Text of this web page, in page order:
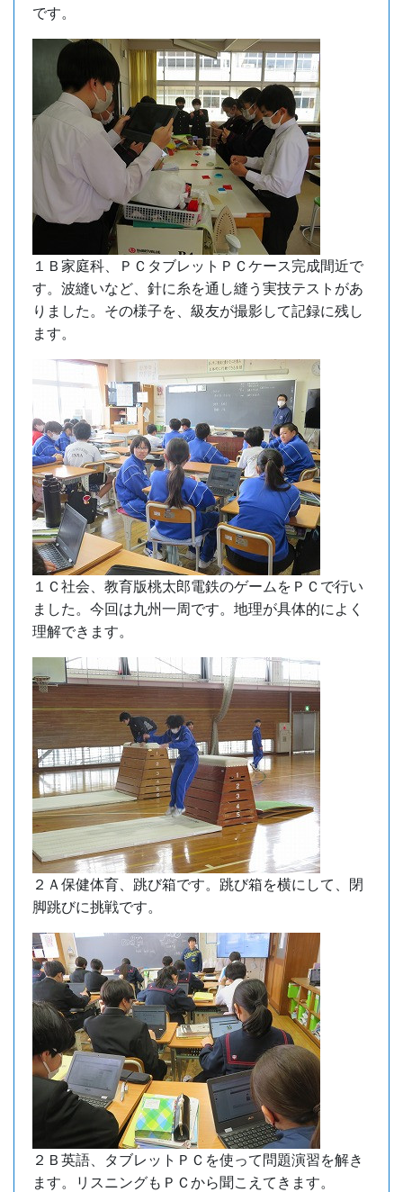
です。
１Ｂ家庭科、ＰＣタブレットＰＣケース完成間近で
す。波縫いなど、針に糸を通し縫う実技テストがあ
りました。その様子を、級友が撮影して記録に残し
ます。
１Ｃ社会、教育版桃太郎電鉄のゲームをＰＣで行い
ました。今回は九州一周です。地理が具体的によく
理解できます。
２Ａ保健体育、跳び箱です。跳び箱を横にして、閉
脚跳びに挑戦です。
２Ｂ英語、タブレットＰＣを使って問題演習を解き
ます。リスニングもＰＣから聞こえてきます。